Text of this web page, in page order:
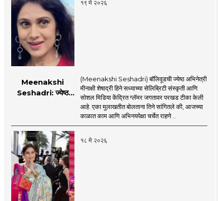
१९ मे २०२६
Meenakshi
Seshadri: ज्येष्ठ
सेलिब्रिटी संस्कृतीवर
जोरदार टीका, नेमकं
काय म्हणाली?
(Meenakshi Seshadri) बॉलिवूडची ज्येष्ठ अभिनेत्री
मीनाक्षी शेषाद्री हिने सध्याच्या सेलिब्रिटी संस्कृती आणि
सोशल मिडिया केंद्रित ग्लॅमर जगतावर परखड टीका केली
आहे. एका मुलाखतीत बोलताना तिने सांगितले की, आजच्या
काळात काम आणि अभिनयपेक्षा चर्चेत राहणे ..
१८ मे २०२६